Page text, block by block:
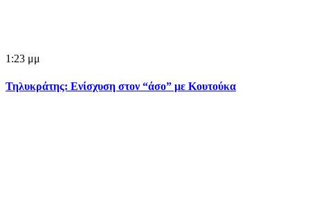
1:23 μμ
Τηλυκράτης: Ενίσχυση στον “άσο” με Κουτούκα